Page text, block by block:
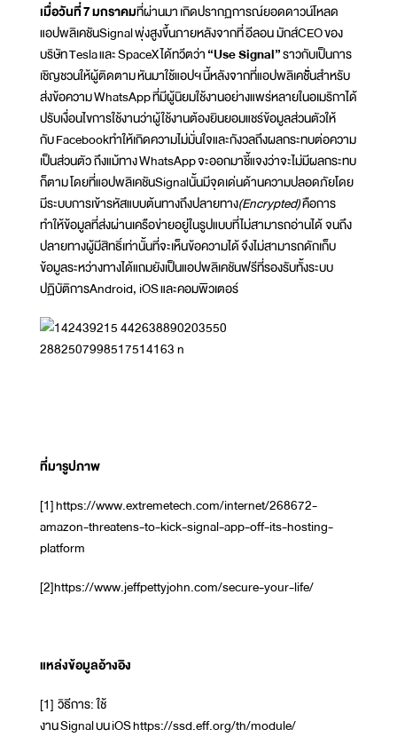
เมื่อวันที่ 7 มกราคมที่ผ่านมา เกิดปรากฏการณ์ยอดดาวน์โหลด
แอปพลิเคชันSignal พุ่งสูงขึ้นภายหลังจากที่ อีลอน มักส์CEO ของ
บริษัท Tesla และ SpaceX ได้ทวีตว่า“Use Signal”ราวกับเป็นการ
เชิญชวนให้ผู้ติดตาม หันมาใช้แอปฯ นี้หลังจากที่แอปพลิเคชััั่นสำหรับ
ส่งข้อความ WhatsApp ที่มีผู้นิยมใช้งานอย่างแพร่หลายในอเมริกาได้
ปรับเงื่อนไขการใช้งานว่าผู้ใช้งานต้องยินยอมแชร์ข้อมูลส่วนตัวให้
กับ Facebookทำให้เกิดความไม่มั่นใจและกังวลถึงผลกระทบต่อความ
เป็นส่วนตัว ถึงแม้ทาง WhatsApp จะออกมาชี้แจงว่าจะไม่มีผลกระทบ
ก็ตาม โดยที่แอปพลิเคชันSignalนั้นมีจุดเด่นด้านความปลอดภัยโดย
มีระบบการเข้ารหัสแบบต้นทางถึงปลายทาง(Encrypted)คือการ
ทำให้ข้อมูลที่ส่งผ่านเครือข่ายอยู่ในรูปแบบที่ไม่สามารถอ่านได้ จนถึง
ปลายทางผู้มีสิทธิ์เท่านั้นที่จะเห็นข้อความได้ จึงไม่สามารถดักเก็บ
ข้อมูลระหว่างทางได้แถมยังเป็นแอปพลิเคชันฟรีที่รองรับทั้งระบบ
ปฏิบัติการAndroid, iOS และคอมพิวเตอร์
ที่มารูปภาพ
[1] https://www.extremetech.com/internet/268672-
amazon-threatens-to-kick-signal-app-off-its-hosting-
platform
[2]https://www.jeffpettyjohn.com/secure-your-life/
แหล่งข้อมูลอ้างอิง
[1] วิธีการ: ใช้
งาน Signal บน iOS https://ssd.eff.org/th/module/